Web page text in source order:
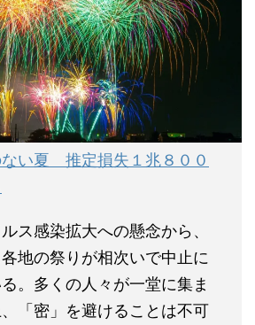
ない夏 推定損失１兆８００
ス感染拡大への懸念から、
地の祭りが相次いで中止に
。多くの人々が一堂に集ま
「密」を避けることは不可